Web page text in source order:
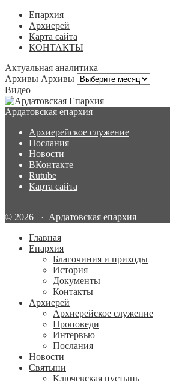
Епархия
Архиерей
Карта сайта
КОНТАКТЫ
Актуальная аналитика
Архивы Архивы
Видео
Ардатовская епархия
Архиерейское служение
Послания
Новости
ВКонтакте
Rutube
Карта сайта
© 2026 · Ардатовская епархия
Главная
Епархия
Благочиния и приходы
История
Документы
Контакты
Архиерей
Архиерейское служение
Проповеди
Интервью
Послания
Новости
Святыни
Ключевская пустынь